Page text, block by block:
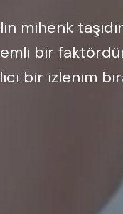
mihenk
bir
bir izlenim